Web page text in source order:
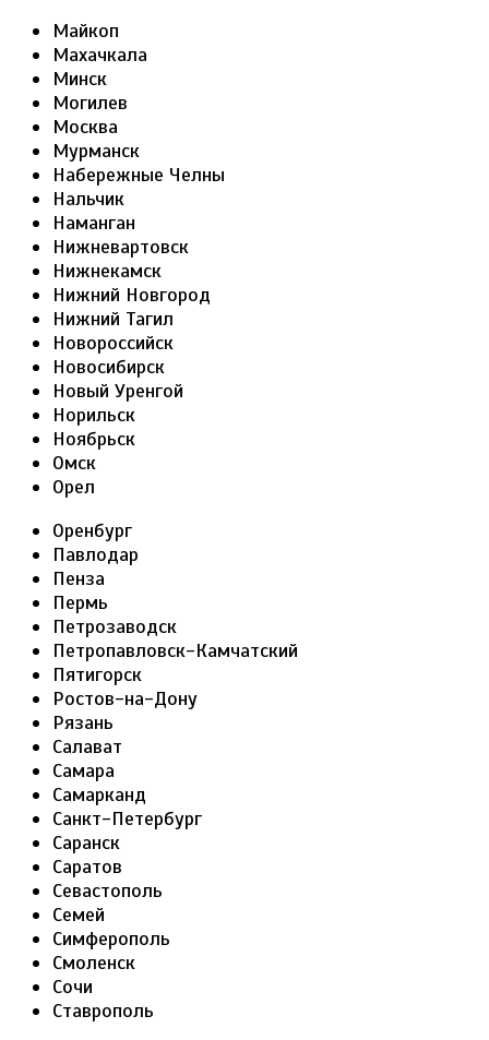
Майкоп
Махачкала
Минск
Могилев
Москва
Мурманск
Набережные Челны
Нальчик
Наманган
Нижневартовск
Нижнекамск
Нижний Новгород
Нижний Тагил
Новороссийск
Новосибирск
Новый Уренгой
Норильск
Ноябрьск
Омск
Орел
Оренбург
Павлодар
Пенза
Пермь
Петрозаводск
Петропавловск-Камчатский
Пятигорск
Ростов-на-Дону
Рязань
Салават
Самара
Самарканд
Санкт-Петербург
Саранск
Саратов
Севастополь
Семей
Симферополь
Смоленск
Сочи
Ставрополь